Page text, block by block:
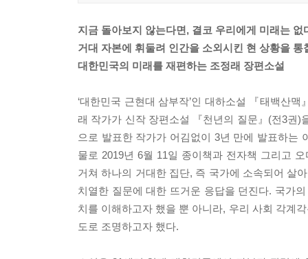
지금 돌아보지 않는다면, 결코 우리에게 미래는 없
거대 자본에 휘둘려 인간을 소외시킨 현 상황을 통
대한민국의 미래를 재편하는 조정래 장편소설
‘대한민국 근현대 삼부작’인 대하소설 『태백산
래 작가가 신작 장편소설 『천년의 질문』(전3권
으로 발표한 작가가 어김없이 3년 만에 발표하는
물로 2019년 6월 11일 종이책과 전자책 그리고
거쳐 하나의 거대한 집단, 즉 국가에 소속되어 살
치열한 질문에 대한 뜨거운 응답을 던진다. 국가
치를 이해하고자 했을 뿐 아니라, 우리 사회 각계
도로 조명하고자 했다.